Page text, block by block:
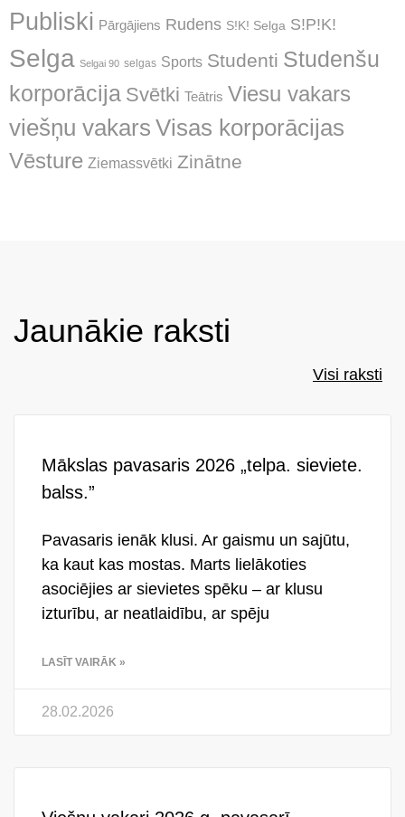
Publiski Pārgājiens Rudens S!K! Selga S!P!K!
Selga Selgai 90 selgas Sports Studenti Studenšu
korporācija Svētki Teātris Viesu vakars
viešņu vakars Visas korporācijas
Vēsture Ziemassvētki Zinātne
Jaunākie raksti
Visi raksti
Mākslas pavasaris 2026 „telpa. sieviete.
balss.”
Pavasaris ienāk klusi. Ar gaismu un sajūtu,
ka kaut kas mostas. Marts lielākoties
asociējies ar sievietes spēku – ar klusu
izturību, ar neatlaidību, ar spēju
LASĪT VAIRĀK »
28.02.2026